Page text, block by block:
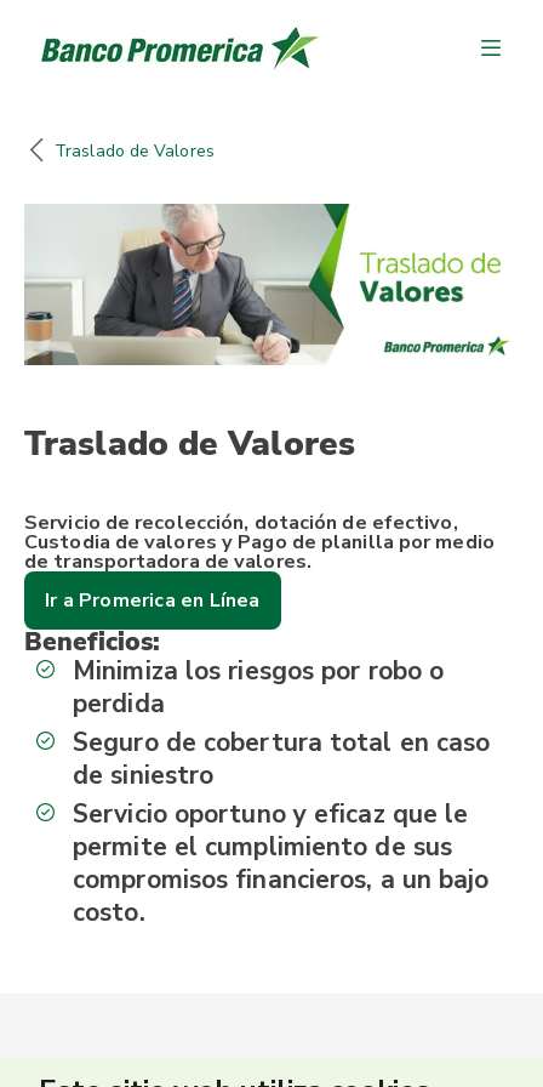
Traslado de Valores
Traslado de Valores
Servicio de recolección, dotación de efectivo,
Custodia de valores y Pago de planilla por medio
de transportadora de valores.
Ir a Promerica en Línea
Beneficios:
Minimiza los riesgos por robo o
perdida
Seguro de cobertura total en caso
de siniestro
Servicio oportuno y eficaz que le
permite el cumplimiento de sus
compromisos financieros, a un bajo
costo.